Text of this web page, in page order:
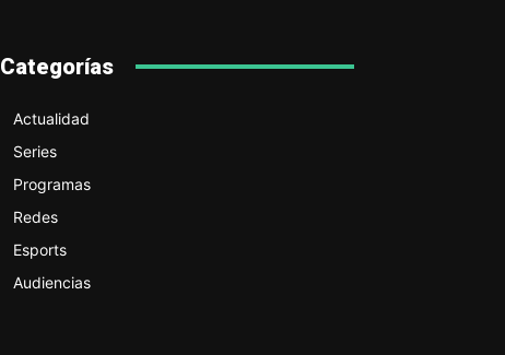
Categorías
Actualidad
Series
Programas
Redes
Esports
Audiencias